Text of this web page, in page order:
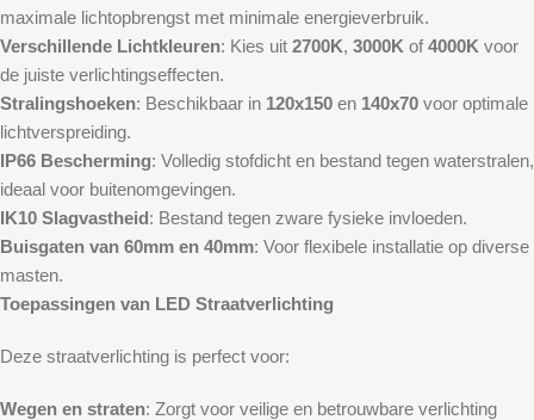
maximale lichtopbrengst met minimale energieverbruik.
Verschillende Lichtkleuren: Kies uit 2700K, 3000K of 4000K voor
de juiste verlichtingseffecten.
Stralingshoeken: Beschikbaar in 120x150 en 140x70 voor optimale
lichtverspreiding.
IP66 Bescherming: Volledig stofdicht en bestand tegen waterstralen,
ideaal voor buitenomgevingen.
IK10 Slagvastheid: Bestand tegen zware fysieke invloeden.
Buisgaten van 60mm en 40mm: Voor flexibele installatie op diverse
masten.
Toepassingen van LED Straatverlichting
Deze straatverlichting is perfect voor:
Wegen en straten: Zorgt voor veilige en betrouwbare verlichting